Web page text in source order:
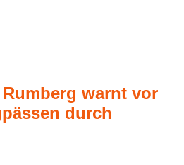
warnt vor
durch